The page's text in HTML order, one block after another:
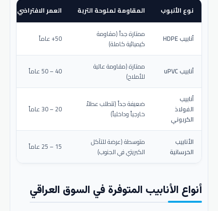
نوع الأنبوب المقاومة لملوحة التربة العمر الافتراضي
أنابيب HDPE
ممتازة جداً (مقاومة
كيميائية كاملة)
50+ عاماً
أنابيب uPVC
ممتازة (مقاومة عالية
للأملاح)
40 – 50 عاماً
أنابيب
الفولاذ
الكربوني
ضعيفة جداً (تتطلب عطلاً
خارجياً وداخلياً)
20 – 30 عاماً
الأنابيب
الخرسانية
متوسطة (عرضة للتآكل
الكبريتي في الجنوب)
15 – 25 عاماً
أنواع الأنابيب المتوفرة في السوق العراقي